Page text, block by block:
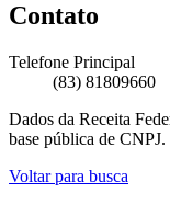
Contato
Telefone Principal
(83) 81809660
Dados da Receita
base pública de CNPJ.
Voltar para busca